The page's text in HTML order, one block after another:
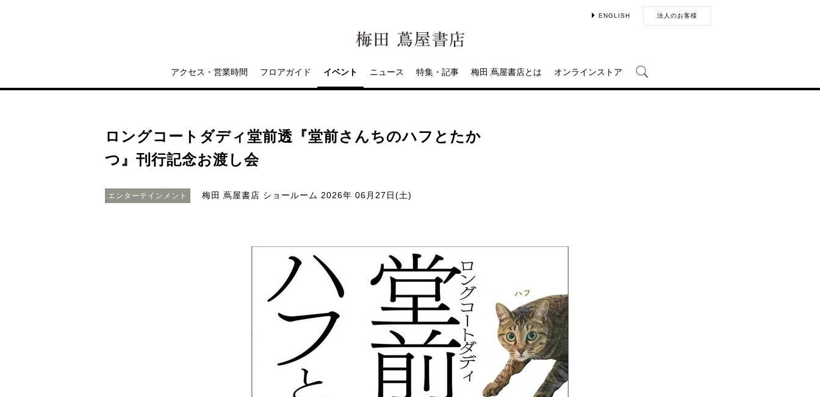
ENGLISH 法人のお客様
アクセス・営業時間 フロアガイド イベント ニュース 特集・記事 梅田 蔦屋書店とは オンラインストア
ロングコートダディ堂前透『堂前さんちのハフとたか
つ』刊行記念お渡し会
エンターテインメント 梅田 蔦屋書店 ショールーム 2026年 06月27日(土)